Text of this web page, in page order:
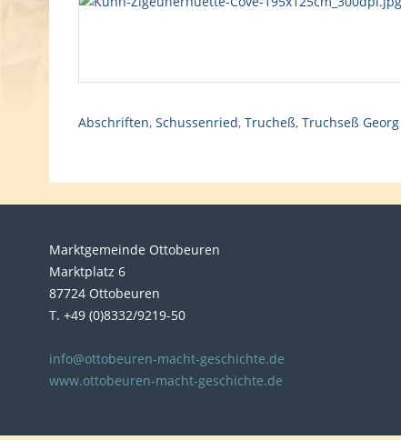
Abschriften, Schussenried, Trucheß, Truchseß
Marktgemeinde Ottobeuren
Marktplatz 6
87724 Ottobeuren
T. +49 (0)8332/9219-50
info@ottobeuren-macht-geschichte.de
www.ottobeuren-macht-geschichte.de